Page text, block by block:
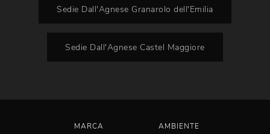
Sedie Dall'Agnese Granarolo dell'Emilia
Sedie Dall'Agnese Castel Maggiore
MARCA AMBIENTE